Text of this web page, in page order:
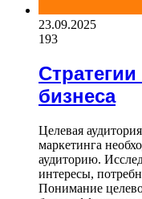
23.09.2025
193
бизнеса
Целевая
маркетинга
аудиторию.
интересы,
Понимание